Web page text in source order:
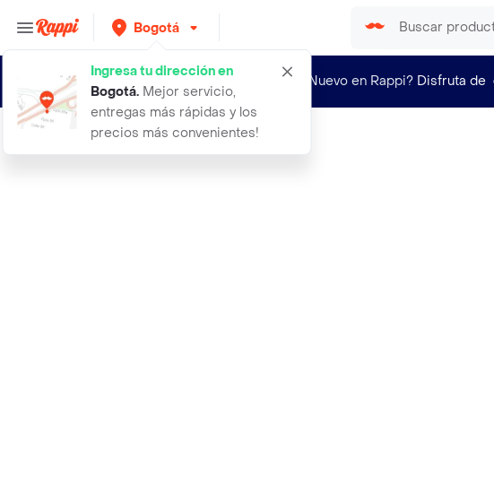
Bogotá
Ingresa tu dirección en
Bogotá. Mejor servicio,
entregas más rápidas y los
precios más convenientes!
¿Nuevo en Rappi? Disfruta de
trendy iluminador donut